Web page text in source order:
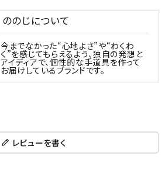
ののじについて
今までなかった“心地よさ”や“わくわ
く”を感じてもらえるよう、独自の発想と
アイディアで、個性的な手道具を作って
お届けしているブランドです。
レビューを書く